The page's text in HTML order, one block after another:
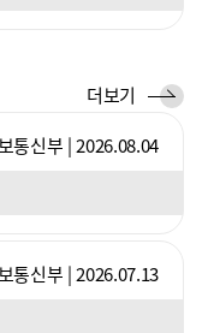
통신부 | 2026.08.04
통신부 | 2026.07.13
사
더보기